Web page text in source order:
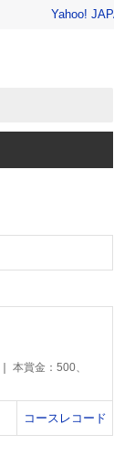
Yahoo!
本賞金：500、
コースレコード